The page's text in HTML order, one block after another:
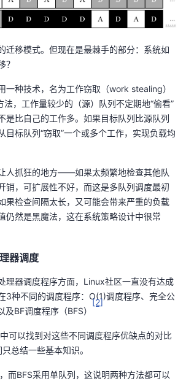
迁移模式。但现在是最棘手的部分：系统如
？
一种技术，名为工作窃取（work stealing）
，工作量较少的（源）队列不定期地“偷看”
是比自己的工作多。如果目标队列比源队列
目标队列“窃取”一个或多个工作，实现负载均
人抓狂的地方——如果太频繁地检查其他队
销，可扩展性不好，而这是多队列调度最初
果检查间隔太长，又可能会带来严重的负载
仍然是黑魔法，这在系统策略设计中很常
器调度
理器调度程序方面，Linux社区一直没有达成
3种不同的调度程序：O(1)调度程序、完全公
BF调度程序（BFS）
[2]
可以找到对这些不同调度程序优缺点的对比
总结一些基本知识。
而BFS采用单队列，这说明两种方法都可以